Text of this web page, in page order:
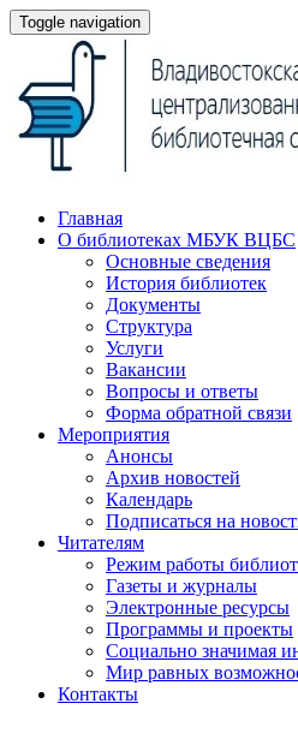
Toggle navigation
Главная
О библиотеках МБУК ВЦБС
Основные сведения
История библиотек
Документы
Структура
Услуги
Вакансии
Вопросы и ответы
Форма обратной связи
Мероприятия
Анонсы
Архив новостей
Календарь
Подписаться на
Читателям
Режим работы
Газеты и журналы
Электронные ресурсы
Программы и проекты
Социально значимая
Мир равных
Контакты